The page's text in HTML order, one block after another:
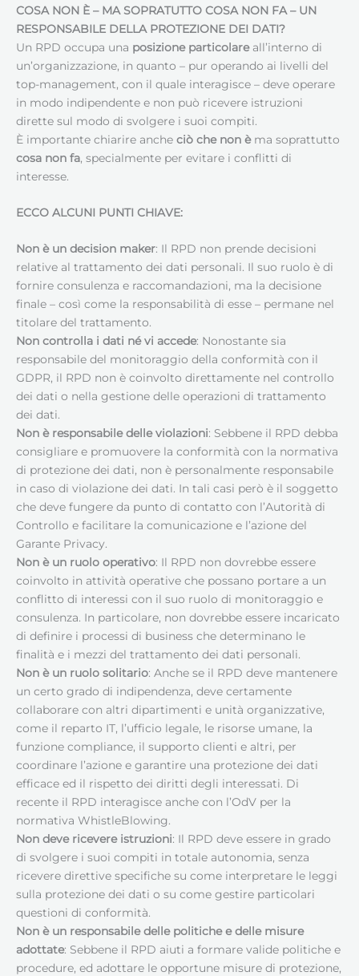
COSA NON È – MA SOPRATUTTO COSA NON FA – UN
RESPONSABILE DELLA PROTEZIONE DEI DATI?
Un RPD occupa una posizione particolareall’interno di
un’organizzazione, in quanto – pur operando ai livelli del
top-management, con il quale interagisce – deve operare
in modo indipendente e non può ricevere istruzioni
dirette sul modo di svolgere i suoi compiti.
È importante chiarire anche ciò che non èma soprattutto
cosa non fa, specialmente per evitare i conflitti di
interesse.
ECCO ALCUNI PUNTI CHIAVE:
Non è un decision maker: Il RPD non prende decisioni
relative al trattamento dei dati personali. Il suo ruolo è di
fornire consulenza e raccomandazioni, ma la decisione
finale – così come la responsabilità di esse – permane nel
titolare del trattamento.
Non controlla i dati né vi accede: Nonostante sia
responsabile del monitoraggio della conformità con il
GDPR, il RPD non è coinvolto direttamente nel controllo
dei dati o nella gestione delle operazioni di trattamento
dei dati.
Non è responsabile delle violazioni: Sebbene il RPD debba
consigliare e promuovere la conformità con la normativa
di protezione dei dati, non è personalmente responsabile
in caso di violazione dei dati. In tali casi però è il soggetto
che deve fungere da punto di contatto con l’Autorità di
Controllo e facilitare la comunicazione e l’azione del
Garante Privacy.
Non è un ruolo operativo: Il RPD non dovrebbe essere
coinvolto in attività operative che possano portare a un
conflitto di interessi con il suo ruolo di monitoraggio e
consulenza. In particolare, non dovrebbe essere incaricato
di definire i processi di business che determinano le
finalità e i mezzi del trattamento dei dati personali.
Non è un ruolo solitario: Anche se il RPD deve mantenere
un certo grado di indipendenza, deve certamente
collaborare con altri dipartimenti e unità organizzative,
come il reparto IT, l’ufficio legale, le risorse umane, la
funzione compliance, il supporto clienti e altri, per
coordinare l’azione e garantire una protezione dei dati
efficace ed il rispetto dei diritti degli interessati. Di
recente il RPD interagisce anche con l’OdV per la
normativa WhistleBlowing.
Non deve ricevere istruzioni: Il RPD deve essere in grado
di svolgere i suoi compiti in totale autonomia, senza
ricevere direttive specifiche su come interpretare le leggi
sulla protezione dei dati o su come gestire particolari
questioni di conformità.
Non è un responsabile delle politiche e delle misure
adottate: Sebbene il RPD aiuti a formare valide politiche e
procedure, ed adottare le opportune misure di protezione,